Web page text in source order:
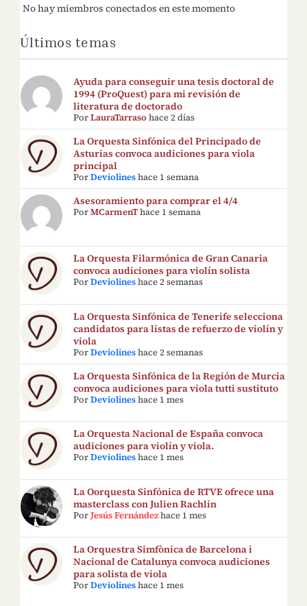
No hay miembros conectados en este momento
Últimos temas
Ayuda para conseguir una tesis doctoral de
1994 (ProQuest) para mi revisión de
literatura de doctorado
PorLauraTarraso hace 2 días
La Orquesta Sinfónica del Principado de
Asturias convoca audiciones para viola
principal
PorDeviolines hace 1 semana
Asesoramiento para comprar el 4/4
PorMCarmenThace 1 semana
La Orquesta Filarmónica de Gran Canaria
convoca audiciones para violín solista
PorDeviolines hace 2 semanas
La Orquesta Sinfónica de Tenerife selecciona
candidatos para listas de refuerzo de violín y
viola
PorDeviolines hace 2 semanas
La Orquesta Sinfónica de la Región de Murcia
convoca audiciones para viola tutti sustituto
PorDeviolines hace 1 mes
La Orquesta Nacional de España convoca
audiciones para violín y viola.
PorDeviolines hace 1 mes
La Oorquesta Sinfónica de RTVE ofrece una
masterclass con Julien Rachlin
PorJesús Fernández hace 1 mes
La Orquestra Simfònica de Barcelona i
Nacional de Catalunya convoca audiciones
para solista de viola
PorDeviolines hace 1 mes